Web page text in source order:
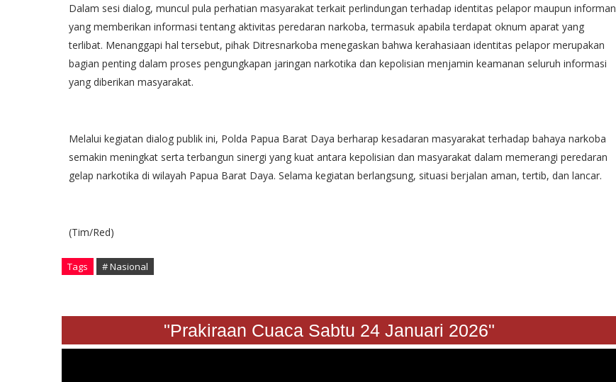
Dalam sesi dialog, muncul pula perhatian masyarakat terkait perlindungan terhadap identitas pelapor maupun informan
yang memberikan informasi tentang aktivitas peredaran narkoba, termasuk apabila terdapat oknum aparat yang
terlibat. Menanggapi hal tersebut, pihak Ditresnarkoba menegaskan bahwa kerahasiaan identitas pelapor merupakan
bagian penting dalam proses pengungkapan jaringan narkotika dan kepolisian menjamin keamanan seluruh informasi
yang diberikan masyarakat.
Melalui kegiatan dialog publik ini, Polda Papua Barat Daya berharap kesadaran masyarakat terhadap bahaya narkoba
semakin meningkat serta terbangun sinergi yang kuat antara kepolisian dan masyarakat dalam memerangi peredaran
gelap narkotika di wilayah Papua Barat Daya. Selama kegiatan berlangsung, situasi berjalan aman, tertib, dan lancar.
(Tim/Red)
Tags # Nasional
"Prakiraan Cuaca Sabtu 24 Januari 2026"